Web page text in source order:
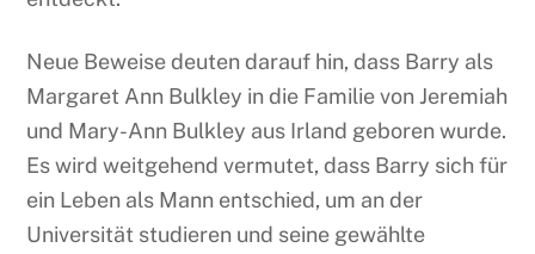
Neue Beweise deuten darauf hin, dass Barry als
Margaret Ann Bulkley in die Familie von Jeremiah
und Mary-Ann Bulkley aus Irland geboren wurde.
Es wird weitgehend vermutet, dass Barry sich für
ein Leben als Mann entschied, um an der
Universität studieren und seine gewählte